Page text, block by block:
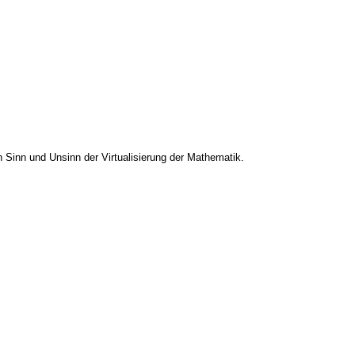
und Unsinn der Virtualisierung der Mathematik.